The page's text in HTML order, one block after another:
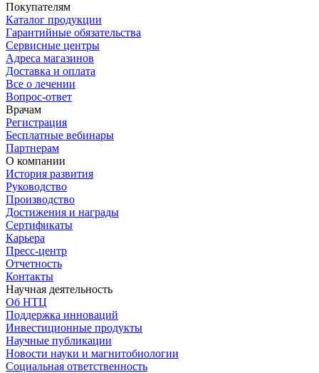
Покупателям
Каталог продукции
Гарантийные обязательства
Сервисные центры
Адреса магазинов
Доставка и оплата
Все о лечении
Вопрос-ответ
Врачам
Регистрация
Бесплатные вебинары
Партнерам
О компании
История развития
Руководство
Производство
Достижения и награды
Сертификаты
Карьера
Пресс-центр
Отчетность
Контакты
Научная деятельность
Об НТЦ
Поддержка инноваций
Инвестиционные продукты
Научные публикации
Новости науки и магнитобиологии
Социальная ответственность